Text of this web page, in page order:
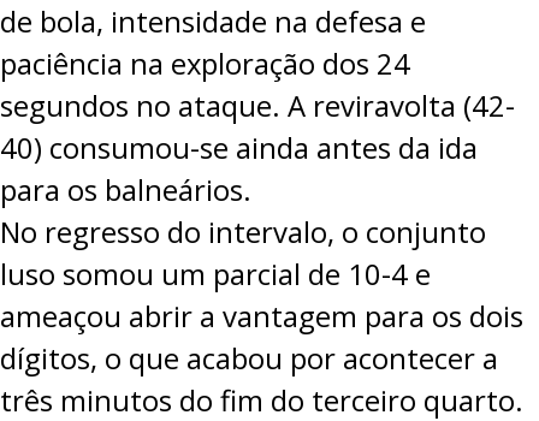
de bola, intensidade na defesa e
paciência na exploração dos 24
segundos no ataque. A reviravolta (42-
40) consumou-se ainda antes da ida
para os balneários.
No regresso do intervalo, o conjunto
luso somou um parcial de 10-4 e
ameaçou abrir a vantagem para os dois
dígitos, o que acabou por acontecer a
três minutos do fim do terceiro quarto.